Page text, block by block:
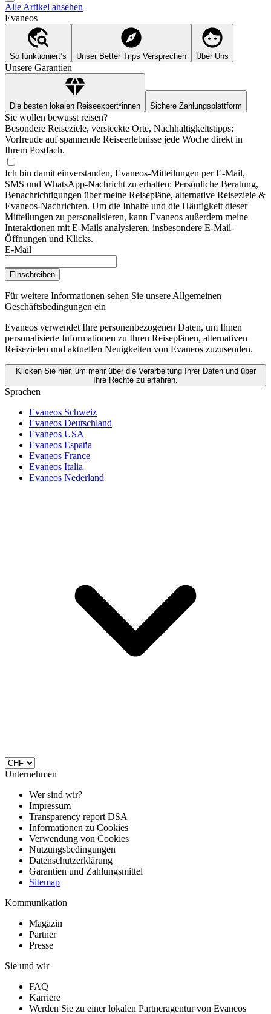
Alle Artikel ansehen
Evaneos
So funktioniert’s Unser Better Trips Versprechen Über Uns
Unsere Garantien
Die besten lokalen Reiseexpert*innen Sichere Zahlungsplattform
Sie wollen bewusst reisen?
Besondere Reiseziele, versteckte Orte, Nachhaltigkeitstipps:
Vorfreude auf spannende Reiseerlebnisse jede Woche direkt in
Ihrem Postfach.
Ich bin damit einverstanden, Evaneos-Mitteilungen per E-Mail,
SMS und WhatsApp-Nachricht zu erhalten: Persönliche Beratung,
Benachrichtigungen über meine Reisepläne, alternative Reiseziele &
Evaneos-Nachrichten. Um die Inhalte und die Häufigkeit dieser
Mitteilungen zu personalisieren, kann Evaneos außerdem meine
Interaktionen mit E-Mails analysieren, insbesondere E-Mail-
Öffnungen und Klicks.
E-Mail
Einschreiben
Für weitere Informationen sehen Sie unsere Allgemeinen
Geschäftsbedingungen ein
Evaneos verwendet Ihre personenbezogenen Daten, um Ihnen
personalisierte Informationen zu Ihren Reiseplänen, alternativen
Reisezielen und aktuellen Neuigkeiten von Evaneos zuzusenden.
Klicken Sie hier, um mehr über die Verarbeitung Ihrer Daten und über
Ihre Rechte zu erfahren.
Sprachen
Evaneos Schweiz
Evaneos Deutschland
Evaneos USA
Evaneos España
Evaneos France
Evaneos Italia
Evaneos Nederland
Unternehmen
Wer sind wir?
Impressum
Transparency report DSA
Informationen zu Cookies
Verwendung von Cookies
Nutzungsbedingungen
Datenschutzerklärung
Garantien und Zahlungsmittel
Sitemap
Kommunikation
Magazin
Partner
Presse
Sie und wir
FAQ
Karriere
Werden Sie zu einer lokalen Partneragentur von Evaneos